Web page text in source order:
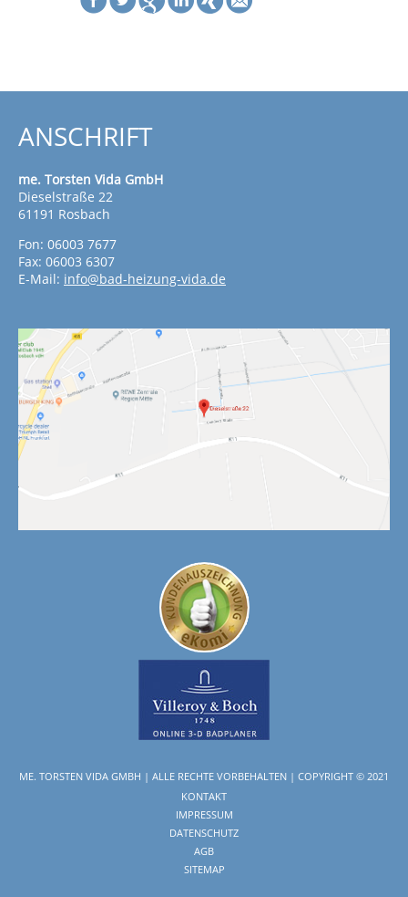
ANSCHRIFT
me. Torsten Vida GmbH
Dieselstraße 22
61191 Rosbach
Fon: 06003 7677
Fax: 06003 6307
E-Mail: info@bad-heizung-vida.de
ME. TORSTEN VIDA GMBH | ALLE RECHTE VORBEHALTEN | COPYRIGHT © 2021
ÜBERSPRINGEN
KONTAKT
IMPRESSUM
DATENSCHUTZ
AGB
SITEMAP